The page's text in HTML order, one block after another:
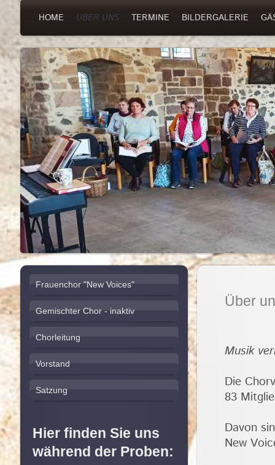
HOME ÜBER UNS TERMINE BILDERGALERIE
Über
Musik
Die
83
Davon
New
Frauenchor "New Voices"
Gemischter Chor - inaktiv
Chorleitung
Vorstand
Satzung
Hier finden Sie uns
während der Proben: